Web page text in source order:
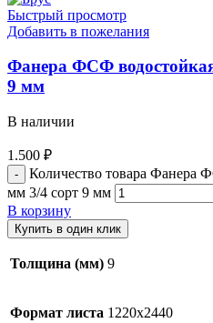
Быстрый просмотр
Добавить в пожелания
Фанера ФСФ
9 мм
В наличии
1.500 ₽
Количество товара Фанера
мм 3/4 сорт 9 мм
В корзину
Купить в один клик
Толщина (мм) 9
Формат листа 1220х2440